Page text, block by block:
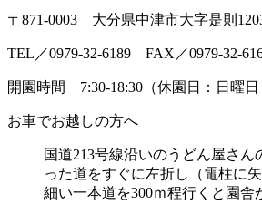
〒871-0003 大分県中津市大字是則
TEL／0979-32-6189 FAX／0979-32-
開園時間 7:30-18:30（休園日：日曜日
お車でお越しの方へ
国道213号線沿いのうどん屋さん
った道をすぐに左折し（電柱に矢
細い一本道を300ｍ程行くと園舎